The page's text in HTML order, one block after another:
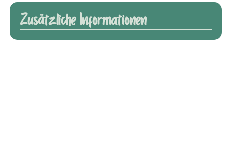
Zusätzliche Informationen